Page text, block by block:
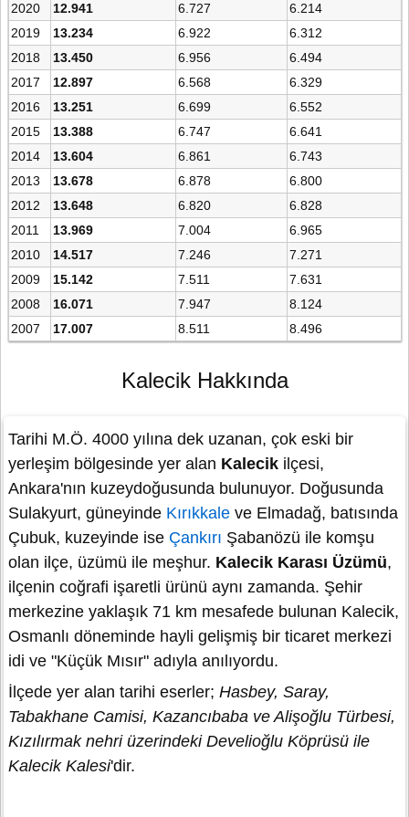
2020
12.941 6.727
6.214
2019
13.234 6.922
6.312
2018
13.450 6.956
6.494
2017
12.897 6.568
6.329
2016
13.251 6.699
6.552
2015
13.388 6.747
6.641
2014
13.604 6.861
6.743
2013
13.678 6.878
6.800
2012
13.648 6.820
6.828
2011
13.969 7.004
6.965
2010
14.517 7.246
7.271
2009
15.142 7.511
7.631
2008
16.071 7.947
8.124
2007
17.007 8.511 8.496
Kalecik Hakkında
Tarihi M.Ö. 4000 yılına dek uzanan, çok eski bir
yerleşim bölgesinde yer alan Kalecik ilçesi,
Ankara'nın kuzeydoğusunda bulunuyor. Doğusunda
Sulakyurt, güneyinde Kırıkkale ve Elmadağ, batısında
Çubuk, kuzeyinde ise Çankırı Şabanözü ile komşu
olan ilçe, üzümü ile meşhur. Kalecik Karası Üzümü,
ilçenin coğrafi işaretli ürünü aynı zamanda. Şehir
merkezine yaklaşık 71 km mesafede bulunan Kalecik,
Osmanlı döneminde hayli gelişmiş bir ticaret merkezi
idi ve "Küçük Mısır" adıyla anılıyordu.
İlçede yer alan tarihi eserler; Hasbey, Saray,
Tabakhane Camisi, Kazancıbaba ve Alişoğlu Türbesi,
Kızılırmak nehri üzerindeki Develioğlu Köprüsü ile
Kalecik Kalesi'dir.